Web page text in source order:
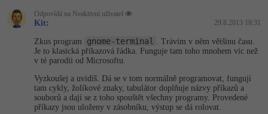
Projektový manažer
Databázový analytik
Copywriter
WordPress specialista
SQL
Návrh SW
Algoritmy -41%
Umělá inteligence (AI) -10%
MS Office -80%
Google Dokumenty
Windows
Odpovídá na Neaktivní uživatel
Kit: 29.8.2013 18:31
Zkus program gnome-terminal
. Trávím v něm většinu času.
Je to klasická příkazová řádka. Funguje tam toho mnohem víc než
v té parodii od Microsoftu.
Vyzkoušej a uvidíš. Dá se v tom normálně programovat, fungují
tam cykly, žolíkové znaky, tabulátor doplňuje názvy příkazů a
souborů a dají se z toho spouštět všechny programy. Provedené
příkazy jsou uloženy v zásobníku, výstup se dá rolovat.